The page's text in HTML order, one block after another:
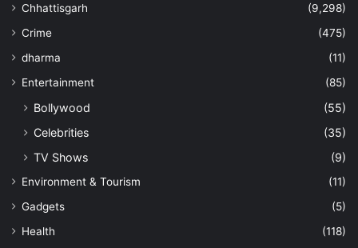
Chhattisgarh
(9,298)
Crime
(475)
dharma
(11)
Entertainment
(85)
Bollywood
(55)
Celebrities
(35)
TV Shows
(9)
Environment & Tourism
(11)
Gadgets
(5)
Health
(118)